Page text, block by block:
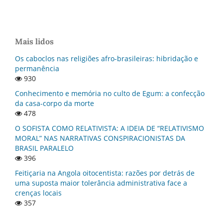
Mais lidos
Os caboclos nas religiões afro-brasileiras: hibridação e
permanência
930
Conhecimento e memória no culto de Egum: a confecção
da casa-corpo da morte
478
O SOFISTA COMO RELATIVISTA: A IDEIA DE “RELATIVISMO
MORAL” NAS NARRATIVAS CONSPIRACIONISTAS DA
BRASIL PARALELO
396
Feitiçaria na Angola oitocentista: razões por detrás de
uma suposta maior tolerância administrativa face a
crenças locais
357